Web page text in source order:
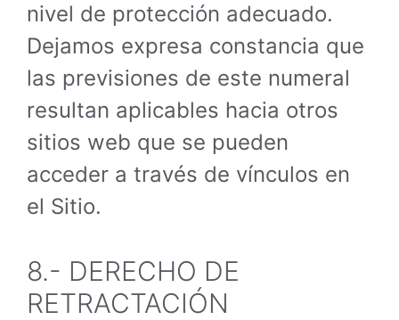
nivel de protección adecuado.
Dejamos expresa constancia que
las previsiones de este numeral
resultan aplicables hacia otros
sitios web que se pueden
acceder a través de vínculos en
el Sitio.
8.- DERECHO DE
RETRACTACIÓN